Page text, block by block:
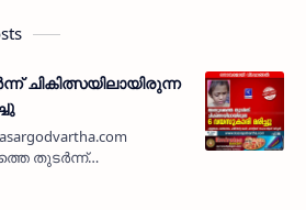
തുടർന്ന്
ആറ് വയസുകാരി മരിച്ചു.
മകള്‍ ഫാത്വിമത്